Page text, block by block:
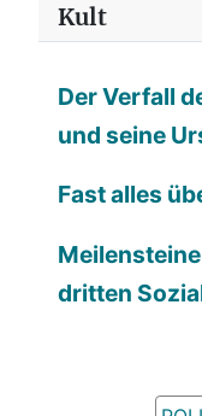
Kult
Der Verfall
und seine
Fast alles
dritten